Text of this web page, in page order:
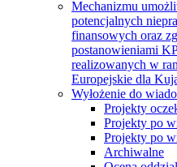
Mechanizmu
potencjalnych
finansowych oraz
postanowieniami
realizowanych w
Europejskie dla
Wyłożenie do
Projekty
Projekty po
Projekty po
Archiwalne